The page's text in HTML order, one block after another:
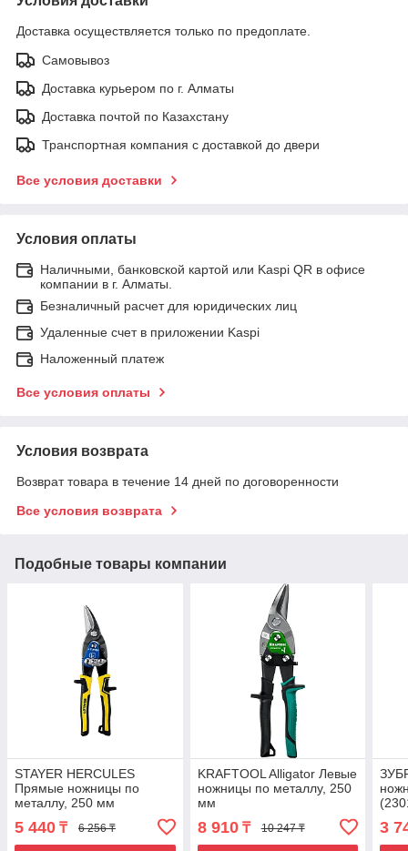
Доставка осуществляется только по предоплате.
Самовывоз
Доставка курьером по г. Алматы
Доставка почтой по Казахстану
Транспортная компания с доставкой до двери
Все условия доставки
Условия оплаты
Наличными, банковской картой или Kaspi QR в офисе
компании в г. Алматы.
Безналичный расчет для юридических лиц
Удаленные счет в приложении Kaspi
Наложенный платеж
Все условия оплаты
Условия возврата
Возврат товара в течение 14 дней по договоренности
Все условия возврата
Подобные товары компании
STAYER HERCULES
Прямые ножницы по
металлу, 250 мм
5 440 ₸ 6 256 ₸
KRAFTOOL Alligator Левые
ножницы по металлу, 250
мм
8 910₸ 10 247 ₸ 3